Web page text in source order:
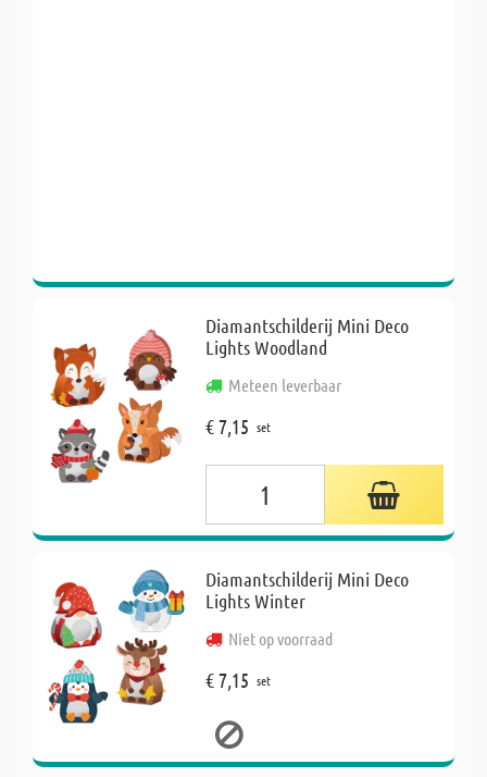
Diamantschilderij Mini Deco
Lights Woodland
Meteen leverbaar
€ 7,15 set
Diamantschilderij Mini Deco
Lights Winter
Niet op voorraad
€ 7,15 set